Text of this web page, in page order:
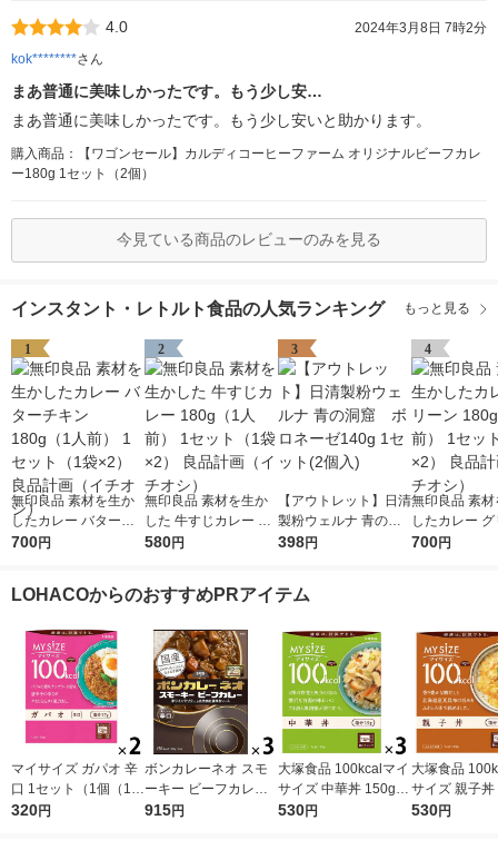
4.0
2024年3月8日 7時2分
kok********さん
まあ普通に美味しかったです。もう少し安…
まあ普通に美味しかったです。もう少し安いと助かります。
購入商品：【ワゴンセール】カルディコーヒーファーム オリジナルビーフカレ
ー180g 1セット（2個）
今見ている商品のレビューのみを見る
インスタント・レトルト食品の人気ランキング もっと見る
1
無印良品 素材を生か
したカレー バターチ
キン 180g（1人前） 1
700円
2
無印良品 素材を生か
した 牛すじカレー 18
0g（1人前） 1セット
580円
3
【アウトレット】日清
製粉ウェルナ 青の洞
窟 ボロネーゼ140g
398円
4
無印良品 素材
したカレー
180g（1人前
700円
LOHACOからのおすすめPRアイテム
マイサイズ ガパオ 辛
口 1セット（1個（10
0g）×2） 100kcal
320円
ボンカレーネオ スモ
ーキー ビーフカレー
薫りとコク 辛口 1セ
915円
大塚食品 100kcalマイ
サイズ 中華丼 150g 3
個 カロリーコントロ
530円
大塚食品
サイズ 親子
個 カロリーコントロ
530円